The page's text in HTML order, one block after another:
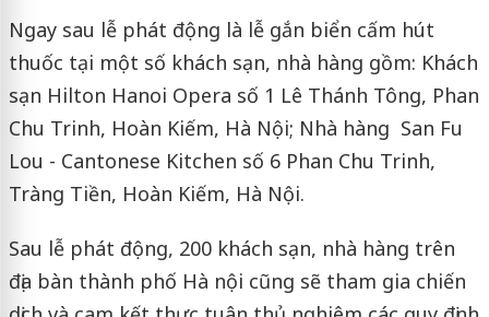
Ngay sau lễ phát động là lễ gắn biển cấm hút
thuốc tại một số khách sạn, nhà hàng gồm: Khách
sạn Hilton Hanoi Opera số 1 Lê Thánh Tông, Phan
Chu Trinh, Hoàn Kiếm, Hà Nội; Nhà hàng San Fu
Lou - Cantonese Kitchen số 6 Phan Chu Trinh,
Tràng Tiền, Hoàn Kiếm, Hà Nội.
Sau lễ phát động, 200 khách sạn, nhà hàng trên
địa bàn thành phố Hà nội cũng sẽ tham gia chiến